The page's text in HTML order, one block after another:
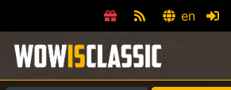
en